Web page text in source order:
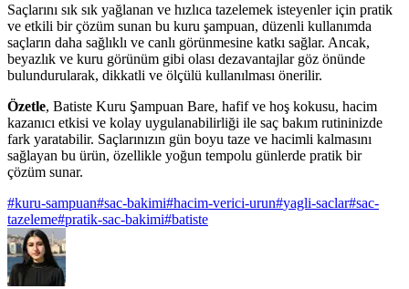
Saçlarını sık sık yağlanan ve hızlıca tazelemek isteyenler için pratik
ve etkili bir çözüm sunan bu kuru şampuan, düzenli kullanımda
saçların daha sağlıklı ve canlı görünmesine katkı sağlar. Ancak,
beyazlık ve kuru görünüm gibi olası dezavantajlar göz önünde
bulundurularak, dikkatli ve ölçülü kullanılması önerilir.
Özetle, Batiste Kuru Şampuan Bare, hafif ve hoş kokusu, hacim
kazanıcı etkisi ve kolay uygulanabilirliği ile saç bakım rutininizde
fark yaratabilir. Saçlarınızın gün boyu taze ve hacimli kalmasını
sağlayan bu ürün, özellikle yoğun tempolu günlerde pratik bir
çözüm sunar.
#kuru-sampuan#sac-bakimi#hacim-verici-urun#yagli-saclar#sac-
tazeleme#pratik-sac-bakimi#batiste